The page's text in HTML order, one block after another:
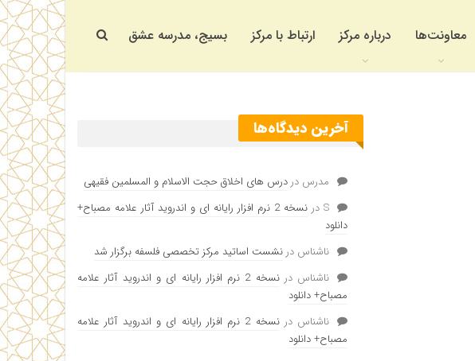
معاونت‌ها درباره مرکز ارتباط با مرکز بسیج، مدرسه عشق
آخرین دیدگاه‌ها
مدرس در درس های اخلاق حجت الاسلام و المسلمین فقیهی
Sدر
نسخه 2 نرم افزار رایانه ای و اندروید آثار علامه مصباح+
دانلود
ناشناس در نشست اساتید مرکز تخصصی فلسفه برگزار شد
ناشناس در
نسخه 2 نرم افزار رایانه ای و اندروید آثار علامه
مصباح+ دانلود
ناشناس در
نسخه 2 نرم افزار رایانه ای و اندروید آثار علامه
مصباح+ دانلود